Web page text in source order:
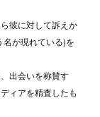
彼に対して訴えか
が現れている)を
出会いを称賛す
ィアを精査したも